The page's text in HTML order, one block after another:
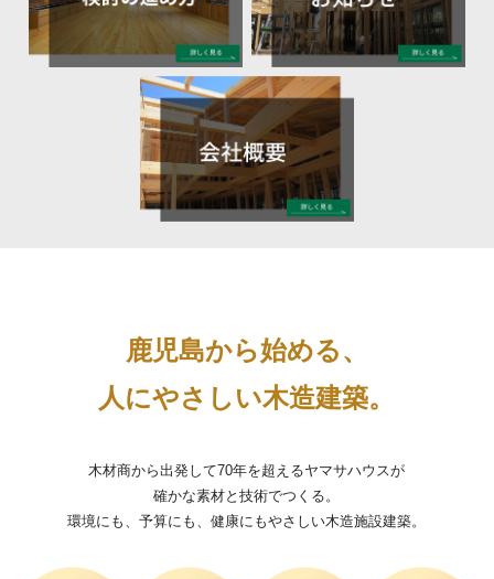
鹿児島から始める、
人にやさしい木造建築。
木材商から出発して70年を超えるヤマサハウスが
確かな素材と技術でつくる。
環境にも、予算にも、健康にもやさしい木造施設建築。